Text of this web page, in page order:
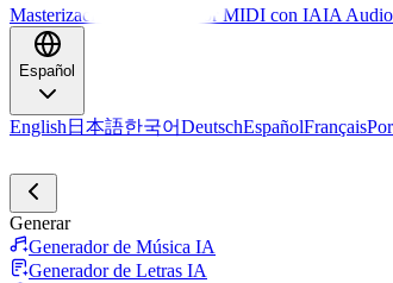
Masterización con IA
Editor MIDI con IAIA
Español
English 日本語한국어DeutschEspañolFrançais
Generar
Generador de Música IA
Generador de Letras IA